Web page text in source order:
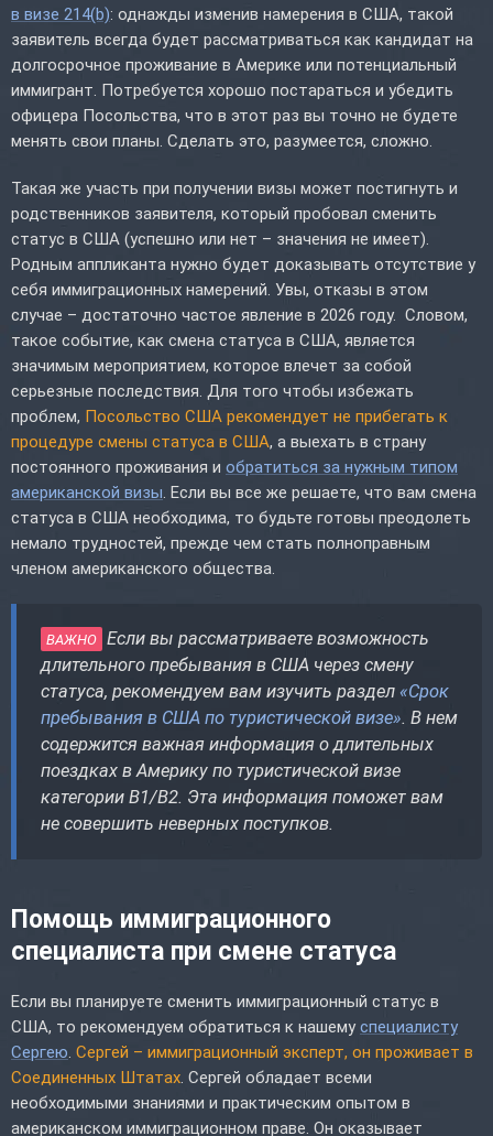
в визе 214(b): однажды изменив намерения в США, такой
заявитель всегда будет рассматриваться как кандидат на
долгосрочное проживание в Америке или потенциальный
иммигрант. Потребуется хорошо постараться и убедить
офицера Посольства, что в этот раз вы точно не будете
менять свои планы. Сделать это, разумеется, сложно.
Такая же участь при получении визы может постигнуть и
родственников заявителя, который пробовал сменить
статус в США (успешно или нет – значения не имеет).
Родным аппликанта нужно будет доказывать отсутствие у
себя иммиграционных намерений. Увы, отказы в этом
случае – достаточно частое явление в 2026 году. Словом,
такое событие, как смена статуса в США, является
значимым мероприятием, которое влечет за собой
серьезные последствия. Для того чтобы избежать
проблем, Посольство США рекомендует не прибегать к
процедуре смены статуса в США, а выехать в страну
постоянного проживания и обратиться за нужным типом
американской визы . Если вы все же решаете, что вам смена
статуса в США необходима, то будьте готовы преодолеть
немало трудностей, прежде чем стать полноправным
членом американского общества.
ВАЖНО Если вы рассматриваете возможность
длительного пребывания в США через смену
статуса, рекомендуем вам изучить раздел «Срок
пребывания в США по туристической визе». В нем
содержится важная информация о длительных
поездках в Америку по туристической визе
категории B1/B2. Эта информация поможет вам
не совершить неверных поступков.
Помощь иммиграционного
специалиста при смене статуса
Если вы планируете сменить иммиграционный статус в
США, то рекомендуем обратиться к нашему специалисту
Сергею Сергей – иммиграционный эксперт, он проживает в
Соединенных Штатах . Сергей обладает всеми
необходимыми знаниями и практическим опытом в
американском иммиграционном праве. Он оказывает